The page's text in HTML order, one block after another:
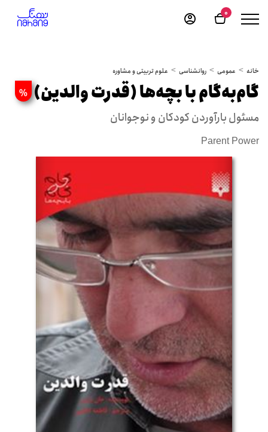
0
خانه عمومی روانشناسی علوم تربیتی و مشاوره
% گام‌به‌گام با بچه‌ها (قدرت والدین)
مسئول بارآوردن کودکان و نوجوانان
Parent Power